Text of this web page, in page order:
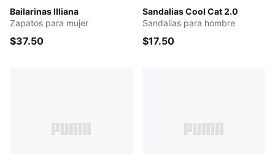
Bailarinas Illiana
PUMA Navy-PUMA Silver
Zapatos para mujer
$37.50
Sandalias Cool Cat 2.0
Dark Night-Deep Dive
Sandalias para hombre
$17.50